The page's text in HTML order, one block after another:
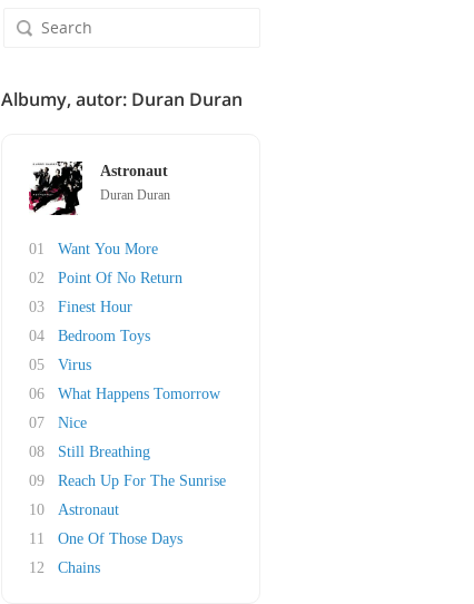
Albumy, autor: Duran Duran
Astronaut
Duran Duran
01
Want You More
02
Point Of No Return
03
Finest Hour
04
Bedroom Toys
05
Virus
06
What Happens Tomorrow
07
Nice
08
Still Breathing
09
Reach Up For The Sunrise
10
Astronaut
11
One Of Those Days
12
Chains